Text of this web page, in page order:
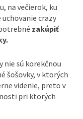
na večierok, ku
crazy
zakúpiť
nie sú korekčnou
šošovky, v ktorých
videnie, preto v
pri ktorých